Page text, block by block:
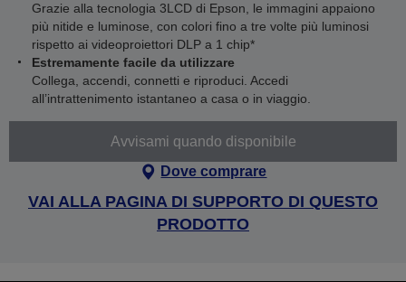
Grazie alla tecnologia 3LCD di Epson, le immagini appaiono
più nitide e luminose, con colori fino a tre volte più luminosi
rispetto ai videoproiettori DLP a 1 chip*
Estremamente facile da utilizzare
Collega, accendi, connetti e riproduci. Accedi
all’intrattenimento istantaneo a casa o in viaggio.
Avvisami quando disponibile
Dove comprare
VAI ALLA PAGINA DI SUPPORTO DI QUESTO
PRODOTTO